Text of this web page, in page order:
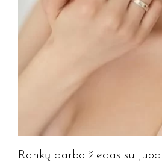
Rankų darbo žiedas su